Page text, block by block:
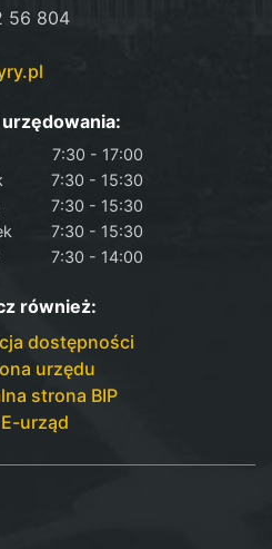
56 804
7:30 - 17:00
7:30 - 15:30
7:30 - 15:30
7:30 - 15:30
7:30 - 14:00
również:
dostępności
urzędu
strona BIP
urząd